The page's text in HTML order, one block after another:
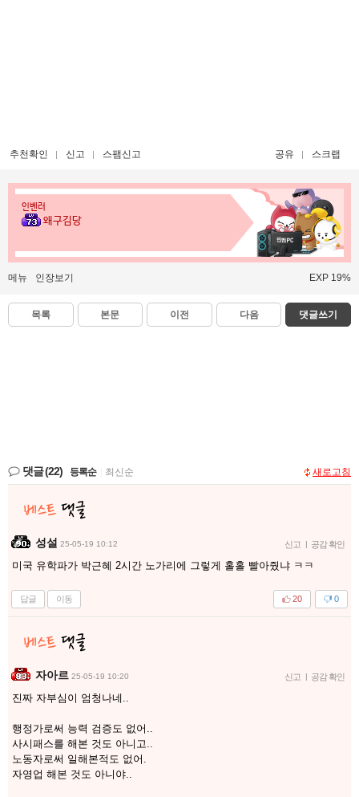
추천확인 신고 스팸신고 공유 스크랩
인벤러
왜구김당
메뉴 인장보기 EXP 19%
목록 본문 이전 다음 댓글쓰기
댓글(22) 등록순 최신순 새로고침
성설 25-05-19 10:12 신고 | 공감 확인
미국 유학파가 박근혜 2시간 노가리에 그렇게 홀홀 빨아줬냐 ㅋㅋ
답글 이동 0
20
자아르 25-05-19 10:20 신고 | 공감 확인
진짜 자부심이 엄청나네..
행정가로써 능력 검증도 없어..
사시패스를 해본 것도 아니고..
노동자로써 일해본적도 없어.
자영업 해본 것도 아니야..